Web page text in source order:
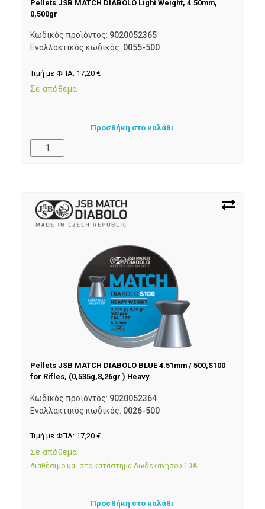
Pellets JSB MATCH DIABOLO Light Weight, 4.50mm,
0,500gr
Κωδικός προϊόντος: 9020052365
Εναλλακτικός κωδικός: 0055-500
Τιμή με ΦΠΑ: 17,20 €
Σε απόθεμα
Προσθήκη στο καλάθι
Pellets JSB MATCH DIABOLO BLUE 4.51mm / 500,S100
for Rifles, (0,535g,8,26gr ) Heavy
Κωδικός προϊόντος: 9020052364
Εναλλακτικός κωδικός: 0026-500
Τιμή με ΦΠΑ: 17,20 €
Σε απόθεμα
Διαθέσιμο και στο κατάστημα Δωδεκανήσου 10Α
Προσθήκη στο καλάθι